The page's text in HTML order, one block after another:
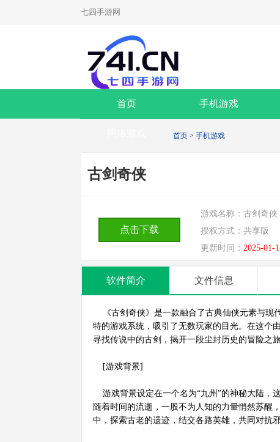
七四手游网
首页 手机游戏
首页 > 手机游戏
古剑奇侠
点击下载
游戏名称： 古剑奇侠
授权方式： 共享版
更新时间： 2025-01-
软件简介 文件信息
《古剑奇侠》是一款融合了古典仙侠元素与现
特的游戏系统，吸引了无数玩家的目光。在这个
寻找传说中的古剑，揭开一段尘封历史的冒险之旅
[游戏背景]
游戏背景设定在一个名为“九州”的神秘大陆，
随着时间的流逝，一股不为人知的力量悄然苏醒
中，探索古老的遗迹，结交各路英雄，共同对抗